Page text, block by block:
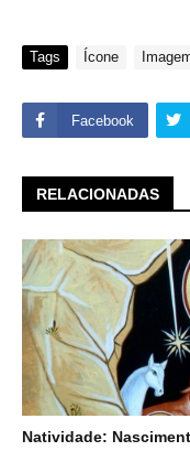
Tags Ícone
Facebook
RELACIONADAS
Natividade: